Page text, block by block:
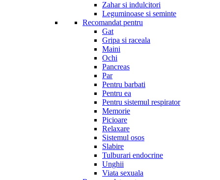
Zahar si indulcitori
Leguminoase si seminte
Recomandat pentru
Gat
Gripa si raceala
Maini
Ochi
Pancreas
Par
Pentru barbati
Pentru ea
Pentru sistemul respirator
Memorie
Picioare
Relaxare
Sistemul osos
Slabire
Tulburari endocrine
Unghii
Viata sexuala